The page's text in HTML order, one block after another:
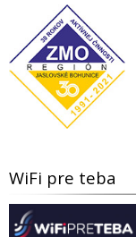
WiFi pre teba